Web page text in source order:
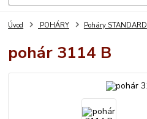
Úvod POHÁRY Poháry STANDARD
pohár 3114 B